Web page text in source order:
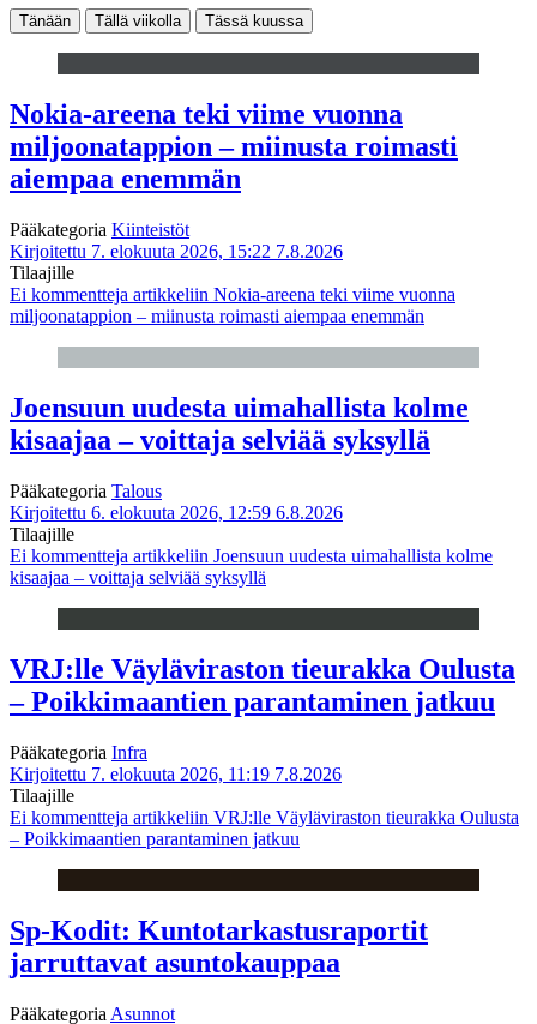
Tänään Tällä viikolla Tässä kuussa
Nokia-areena teki viime vuonna
miljoonatappion – miinusta roimasti
aiempaa enemmän
Pääkategoria Kiinteistöt
Kirjoitettu 7. elokuuta 2026, 15:22 7.8.2026
Tilaajille
Ei kommentteja artikkeliin Nokia-areena teki viime vuonna
miljoonatappion – miinusta roimasti aiempaa enemmän
Joensuun uudesta uimahallista kolme
kisaajaa – voittaja selviää syksyllä
Pääkategoria Talous
Kirjoitettu 6. elokuuta 2026, 12:59 6.8.2026
Tilaajille
Ei kommentteja artikkeliin Joensuun uudesta uimahallista kolme
kisaajaa – voittaja selviää syksyllä
VRJ:lle Väyläviraston tieurakka Oulusta
– Poikkimaantien parantaminen jatkuu
Pääkategoria Infra
Kirjoitettu 7. elokuuta 2026, 11:19 7.8.2026
Tilaajille
Ei kommentteja artikkeliin VRJ:lle Väyläviraston tieurakka Oulusta
– Poikkimaantien parantaminen jatkuu
Sp-Kodit: Kuntotarkastusraportit
jarruttavat asuntokauppaa
Pääkategoria Asunnot